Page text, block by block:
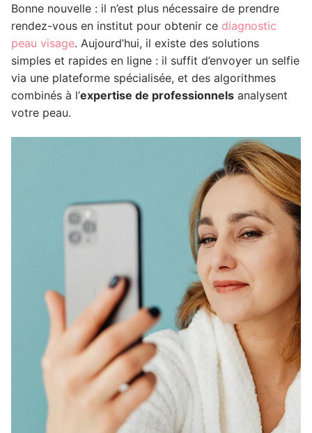
Bonne nouvelle : il n’est plus nécessaire de prendre
rendez-vous en institut pour obtenir ce diagnostic
peau visage. Aujourd’hui, il existe des solutions
simples et rapides en ligne : il suffit d’envoyer un selfie
via une plateforme spécialisée, et des algorithmes
combinés à l’expertise de professionnels analysent
votre peau.